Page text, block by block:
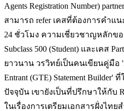
Agents Registration Number)
สามารถ refer เคสที่ต้องการคำแน
24 ชั่วโมง ความเชี่ยวชาญหลักของ
Subclass 500 (Student) และเคส
ยาวนาน วรวิทย์เป็นคนเขียนคู่มือ
Entrant (GTE) Statement Builder'
ปัจจุบัน เขายังเป็นที่ปรึกษาให้กับ
ในเรื่องการเตรียมเอกสารฝั่งไทยส